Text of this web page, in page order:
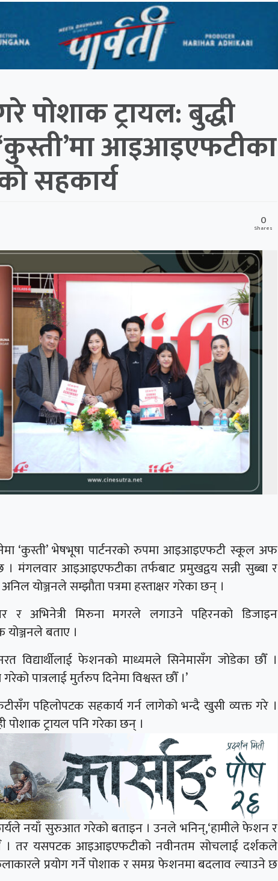
पोशाक ट्रायल: बुद्धी
आइआइएफटीका
सहकार्य
0
Shares
‘कुस्ती’ भेषभूषा पार्टनरको रुपमा आइआइएफटी स्कूल अफ
मंगलवार आइआइएफटीका तर्फबाट प्रमुखद्वय सन्नी सुब्बा र
योञ्जनले सम्झौता पत्रमा हस्ताक्षर गरेका छन् ।
र अभिनेत्री मिरुना मगरले लगाउने पहिरनको डिजाइन
बताए ।
विद्यार्थीलाई फेशनको माध्यमले सिनेमासँग जोडेका छौँ ।
पात्रलाई मुर्तरुप दिनेमा विश्वस्त छौँ ।’
पहिलोपटक सहकार्य गर्न लागेको भन्दै खुसी व्यक्त गरे ।
पोशाक ट्रायल पनि गरेका छन् ।
नयाँ सुरुआत गरेको बताइन । उनले भनिन्,‘हामीले फेशन र
छौँ । तर यसपटक आइआइएफटीको नवीनतम सोचलाई दर्शकले
प्रयोग गर्ने पोशाक र समग्र फेशनमा बदलाव ल्याउने छ